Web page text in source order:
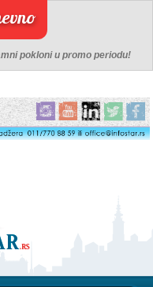
pokloni u promo periodu!